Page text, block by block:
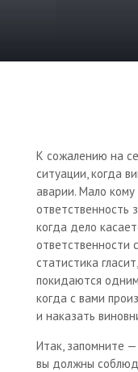
К сожалению на
ситуации, когда
аварии. Мало
ответственность
когда дело
ответственности
статистика
покидаются одним
когда с вами
и наказать
Итак, запомните
вы должны